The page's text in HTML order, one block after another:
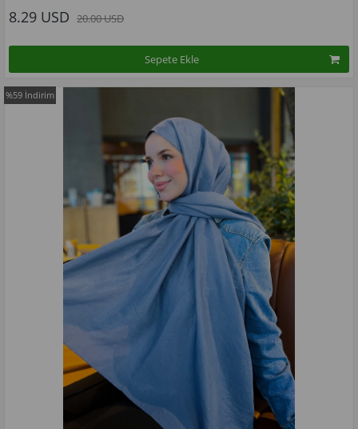
Bu modelin tüm renkleri için tıklayınız
8.29 USD 20.00 USD
Sepete Ekle
%59 İndirim